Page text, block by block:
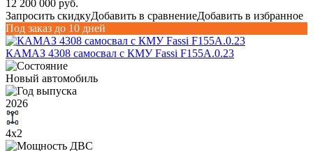
12 200 000 руб.
Запросить скидкуДобавить в сравнениеДобавить в избранное
Под заказ до 10 дней
КАМАЗ 4308 самосвал с КМУ Fassi F155A.0.23
Новый автомобиль
2026
4х2